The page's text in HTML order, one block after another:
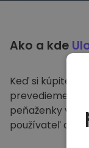
Ako a kde
Keď si kúpite na
prevedieme do
peňaženky v
používateľ